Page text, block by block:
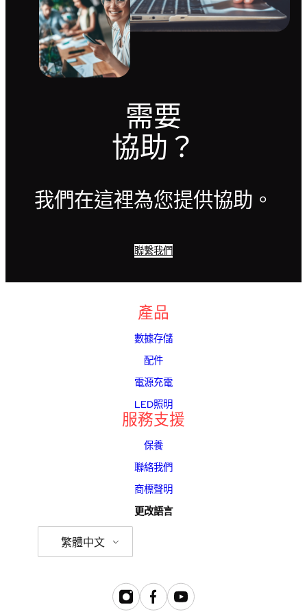
需要
協助？
我們在這裡為您提供協助。
聯繫我們
產品
數據存儲
配件
電源充電
LED照明
服務支援
保養
聯絡我們
商標聲明
更改語言
繁體中文